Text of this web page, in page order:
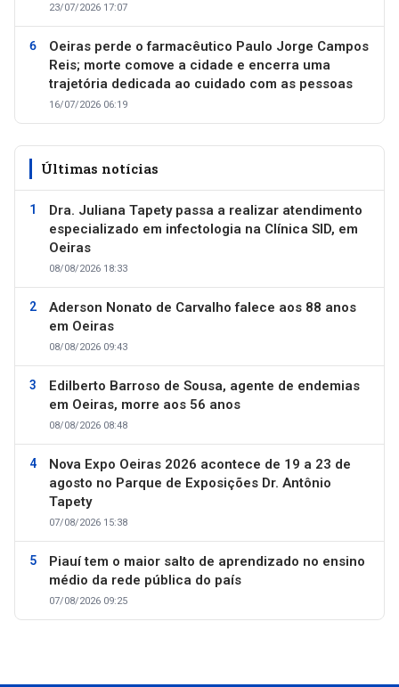
23/07/2026 17:07
Oeiras perde o farmacêutico Paulo Jorge Campos
Reis; morte comove a cidade e encerra uma
trajetória dedicada ao cuidado com as pessoas
16/07/2026 06:19
Últimas notícias
Dra. Juliana Tapety passa a realizar atendimento
especializado em infectologia na Clínica SID, em
Oeiras
08/08/2026 18:33
Aderson Nonato de Carvalho falece aos 88 anos
em Oeiras
08/08/2026 09:43
Edilberto Barroso de Sousa, agente de endemias
em Oeiras, morre aos 56 anos
08/08/2026 08:48
Nova Expo Oeiras 2026 acontece de 19 a 23 de
agosto no Parque de Exposições Dr. Antônio
Tapety
07/08/2026 15:38
Piauí tem o maior salto de aprendizado no ensino
médio da rede pública do país
07/08/2026 09:25